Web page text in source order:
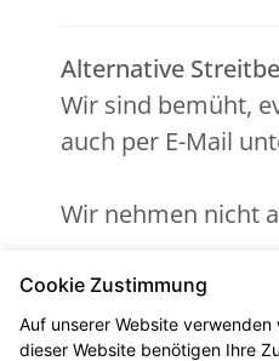
Alternative
Wir sind bemüht,
auch per E-Mail
Wir nehmen nicht
Zuständig ist die
(https://
Cookie Zustimmung
Auf unserer Website
dieser Website benötigen Ihre